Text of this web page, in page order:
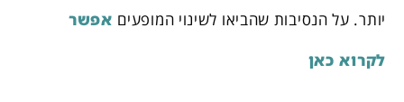
יותר. על הנסיבות שהביאו לשינוי המופעים אפשר
לקרוא כאן